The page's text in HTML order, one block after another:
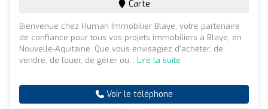
Carte
Bienvenue chez Human Immobilier Blaye, votre partenaire
de confiance pour tous vos projets immobiliers à Blaye, en
Nouvelle-Aquitaine. Que vous envisagiez d'acheter, de
vendre, de louer, de gérer ou... Lire la suite
Voir le téléphone